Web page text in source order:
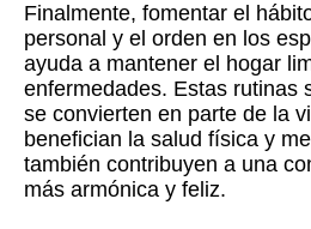
Finalmente, fomentar el
personal y el orden en los
ayuda a mantener el hogar
enfermedades. Estas rutinas
se convierten en parte de la
benefician la salud física y
también contribuyen a una
más armónica y feliz.